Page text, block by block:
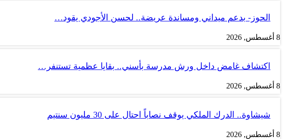
الحوز- بدعم ميداني ومساندة عريضة.. لحسن الأجودي يقود…
8 أغسطس, 2026
اكتشاف غامض داخل ورش مدرسة بأسني.. بقايا عظمية تستنفر…
8 أغسطس, 2026
شيشاوة.. الدرك الملكي يوقف نصاباً احتال على 30 مليون سنتيم
8 أغسطس, 2026